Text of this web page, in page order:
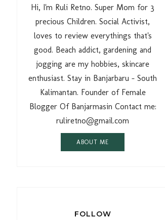
Hi, I'm Ruli Retno. Super Mom for 3
precious Children. Social Activist,
loves to review everythings that's
good. Beach addict, gardening and
jogging are my hobbies, skincare
enthusiast. Stay in Banjarbaru - South
Kalimantan. Founder of Female
Blogger Of Banjarmasin Contact me:
ruliretno@gmail.com
ABOUT ME
FOLLOW